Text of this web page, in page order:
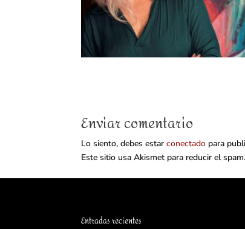
Enviar comentario
Lo siento, debes estarconectado para
Este sitio usa Akismet para reducir el
Entradas recientes